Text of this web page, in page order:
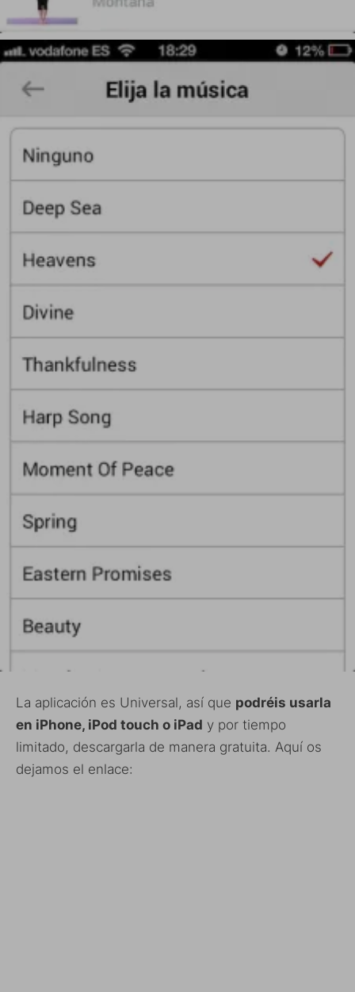
La aplicación es Universal, así que podréis usarla
en iPhone, iPod touch o iPad y por tiempo
limitado, descargarla de manera gratuita. Aquí os
dejamos el enlace: